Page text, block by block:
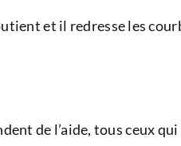
et il redresse les
de l’aide, tous ceux